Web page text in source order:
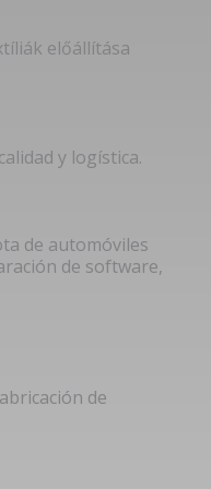
előállítása
y logística.
de automóviles
de software,
de